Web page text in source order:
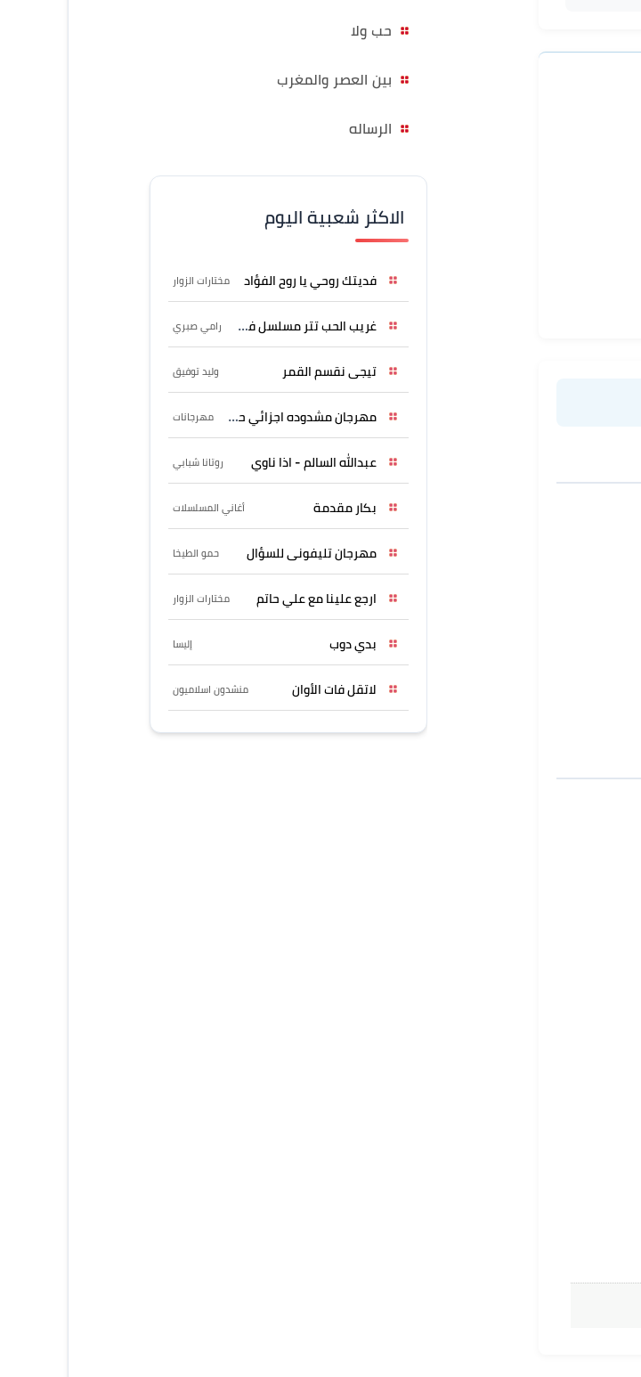
حب ولا
بين العصر والمغرب
الرساله
الاكثر شعبية اليوم
فديتك روحي يا روح الفؤاد مختارات الزوار
غريب الحب تتر مسلسل فرصة رامي صبري
تيجى نقسم القمر وليد توفيق
مهرجان مشدوده اجزائي حربونى مهرجانات
عبدالله السالم - اذا ناوي روتانا شبابي
بكار مقدمة أغاني المسلسلات
مهرجان تليفونى للسؤال حمو الطيخا
ارجع علينا مع علي حاتم مختارات الزوار
بدي دوب إليسا
لاتقل فات الأوان منشدون اسلاميون